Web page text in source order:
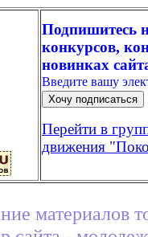
Подпишитесь
конкурсов,
новинках
Введите вашу
Перейти в
движения
материалов